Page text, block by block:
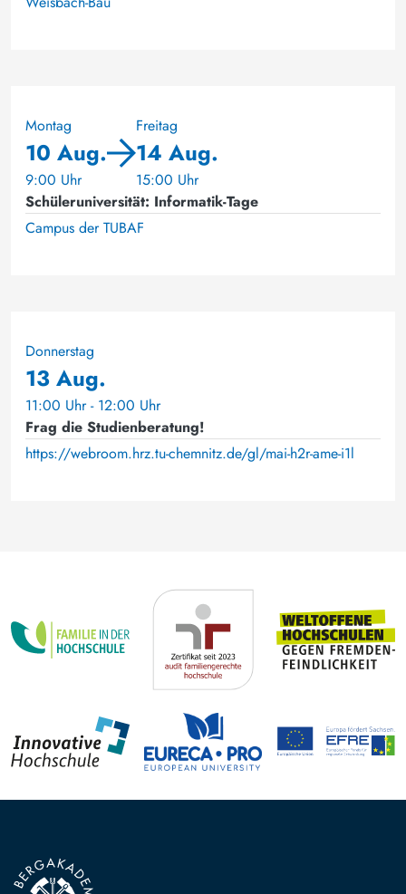
Montag
10 Aug.
9:00 Uhr
Freitag
14 Aug.
15:00 Uhr
Schüleruniversität: Informatik-Tage
Campus der TUBAF
Donnerstag
13 Aug.
11:00 Uhr - 12:00 Uhr
Frag die Studienberatung!
https://webroom.hrz.tu-chemnitz.de/gl/mai-h2r-ame-i1l